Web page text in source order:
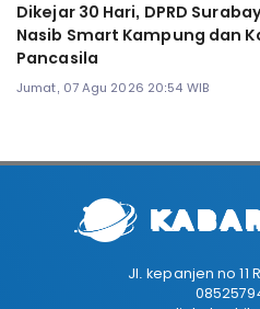
Dikejar 30 Hari, DPRD
Nasib Smart Kampung dan
Pancasila
Jumat, 07 Agu 2026 20:54 WIB
Jl. kepanjen no 11